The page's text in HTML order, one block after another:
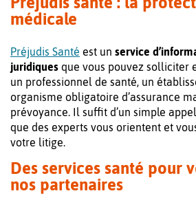
médicale
Préjudis Santé est un service
juridiques que vous pouvez solliciter
un professionnel de santé, un
organisme obligatoire d’assurance
prévoyance. Il suffit d’un simple
que des experts vous orientent et
votre litige.
Des services santé pour
nos partenaires